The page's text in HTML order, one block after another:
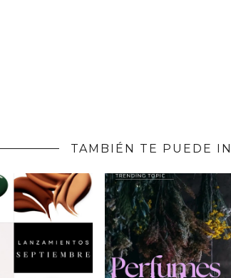
TAMBIÉN TE PUEDE